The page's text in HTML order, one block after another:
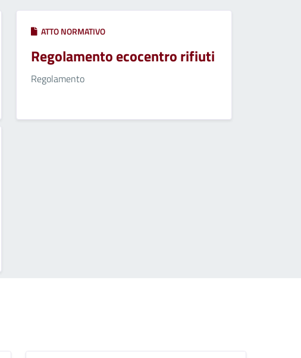
ATTO NORMATIVO
Regolamento ecocentro rifiuti
Regolamento